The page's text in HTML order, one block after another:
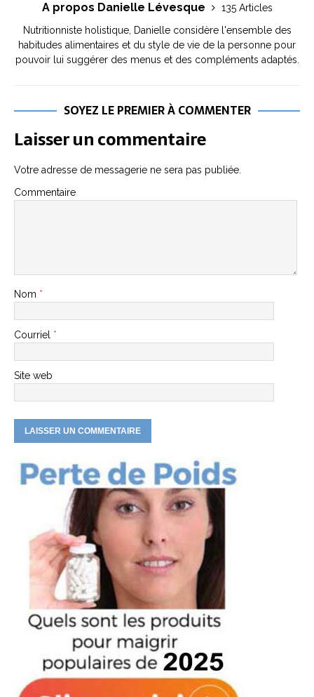
A propos Danielle Lévesque
135 Articles
Nutritionniste holistique, Danielle considère l'ensemble des
habitudes alimentaires et du style de vie de la personne pour
pouvoir lui suggérer des menus et des compléments adaptés.
SOYEZ LE PREMIER À COMMENTER
Laisser un commentaire
Votre adresse de messagerie ne sera pas publiée.
Commentaire
Nom *
Courriel *
Site web